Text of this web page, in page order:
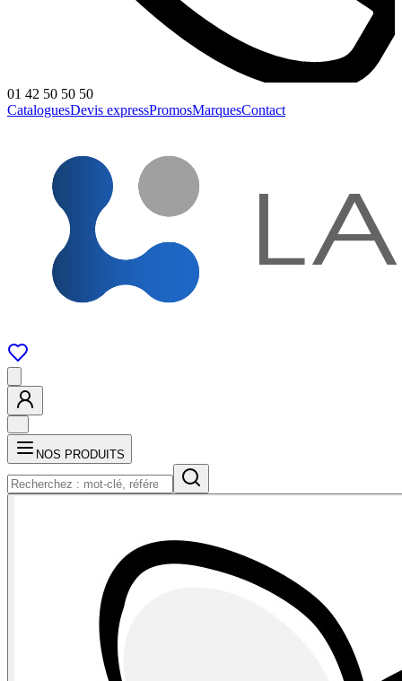
01 42 50 50 50
CataloguesDevis expressPromosMarquesContact
NOS PRODUITS